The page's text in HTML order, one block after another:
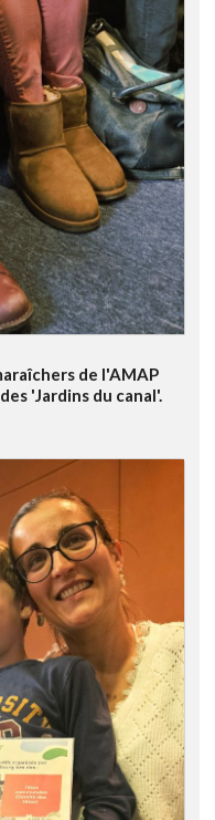
de l'AMAP
'Jardins du canal'.